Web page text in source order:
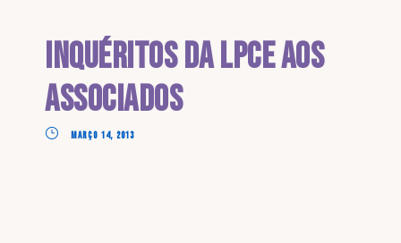
Inquéritos da LPCE aos
associados
MARÇO 14, 2013